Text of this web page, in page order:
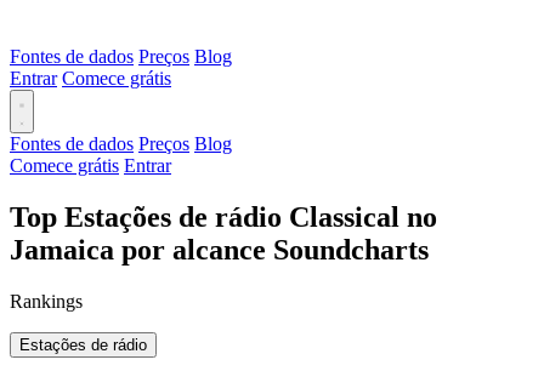
Fontes de dados Preços Blog
Entrar Comece grátis
Fontes de dados Preços Blog
Comece grátis Entrar
Top Estações de rádio Classical no
Jamaica por alcance Soundcharts
Rankings
Estações de rádio